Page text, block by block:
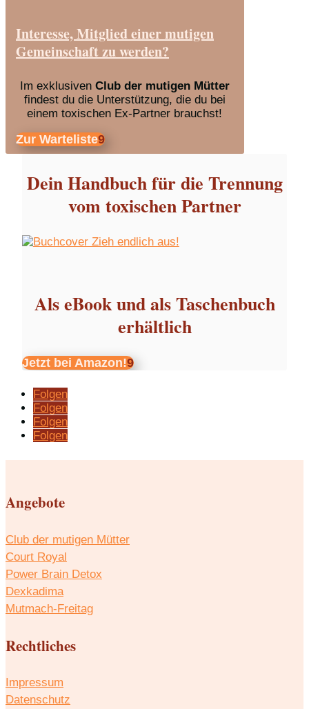
Interesse, Mitglied einer mutigen
Gemeinschaft zu werden?
Im exklusiven Club der mutigen Mütter
findest du die Unterstützung, die du bei
einem toxischen Ex-Partner brauchst!
Zur Warteliste
Dein Handbuch für die Trennung
vom toxischen Partner
Als eBook und als Taschenbuch
erhältlich
Jetzt bei Amazon!
Folgen
Folgen
Folgen
Folgen
Angebote
Club der mutigen Mütter
Court Royal
Power Brain Detox
Dexkadima
Mutmach-Freitag
Rechtliches
Impressum
Datenschutz